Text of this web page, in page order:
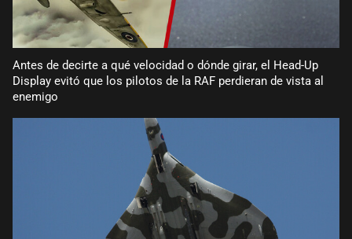
Antes de decirte a qué velocidad o dónde girar, el Head-Up
Display evitó que los pilotos de la RAF perdieran de vista al
enemigo